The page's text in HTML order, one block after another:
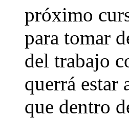
próximo
para tomar
del trabajo
querrá estar
que dentro